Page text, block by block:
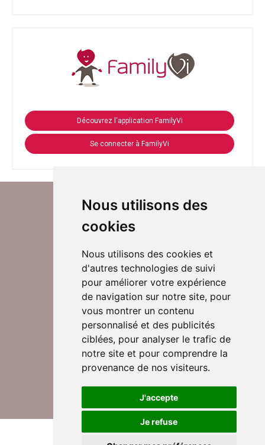
Nous utilisons des
cookies
Nous utilisons des cookies et
d'autres technologies de suivi
pour améliorer votre expérience
de navigation sur notre site, pour
vous montrer un contenu
personnalisé et des publicités
ciblées, pour analyser le trafic de
notre site et pour comprendre la
provenance de nos visiteurs.
J'accepte
Je refuse
Découvrez l'application FamilyVi
Se connecter à FamilyVi
Suivez-nous sur Twitter
Rejoignez nos équipes
Nous contacter
© DomusVi 2026